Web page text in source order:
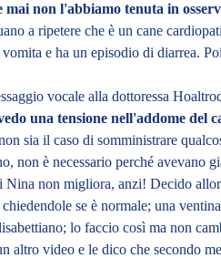
mai non l'abbiamo tenuta in
a ripetere che è un cane
e ha un episodio di diarrea.
vocale alla dottoressa
una tensione nell'addome del
sia il caso di somministrare
non è necessario perché avevano
Nina non migliora, anzi! Decidoall
se è normale; una
lo faccio così ma non
altro video e le dico che secondo